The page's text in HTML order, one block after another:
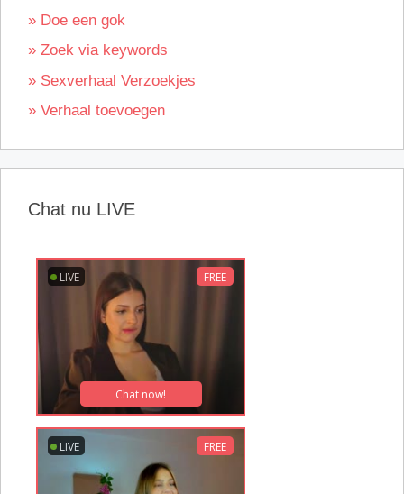
» Doe een gok
» Zoek via keywords
» Sexverhaal Verzoekjes
» Verhaal toevoegen
Chat nu LIVE